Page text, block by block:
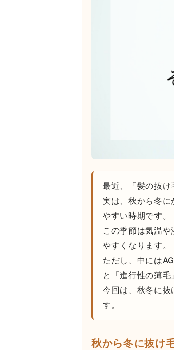
最近、「髪の抜け
実は、秋から冬に
やすい時期です。
この季節は気温
やすくなります。
ただし、中には
と「進行性の薄毛
今回は、秋冬に抜
す。
秋から冬に抜け